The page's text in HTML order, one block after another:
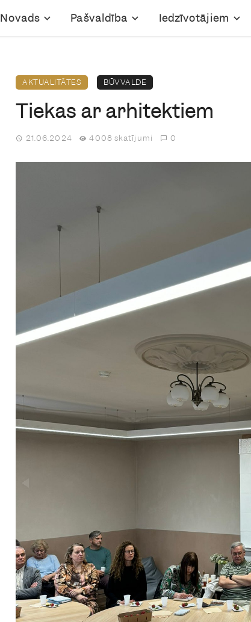
Novads Pašvaldība Iedzīvotājiem
AKTUALITĀTES BŪVVALDE
Tiekas ar arhitektiem
21.06.2024 4008 skatījumi 0